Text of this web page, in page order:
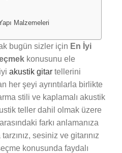
Malzemeleri
bugün sizler için En İyi
konusunu ele
akustik gitartellerini
her şeyi ayrıntılarla birlikte
stili ve kaplamalı akustik
teller dahil olmak üzere
farkı anlamanıza
sesiniz ve gitarınız
konusunda faydalı